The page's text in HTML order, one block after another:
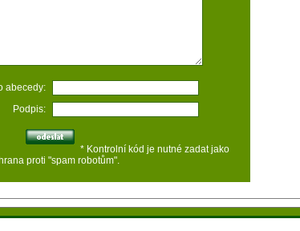
abecedy:
Podpis:
* Kontrolní kód je nutné zadat jako
proti "spam robotům".